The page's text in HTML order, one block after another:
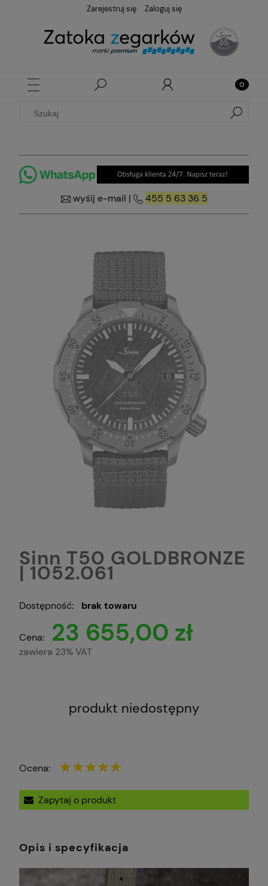
Zarejestruj się Zaloguj się
wyśij e-mail | 455 5 63 36 5
Sinn T50 GOLDBRONZE
| 1052.061
Dostępność: brak towaru
Cena: 23 655,00 zł
zawiera 23% VAT
produkt niedostępny
Ocena:
Zapytaj o produkt
Opis i specyfikacja